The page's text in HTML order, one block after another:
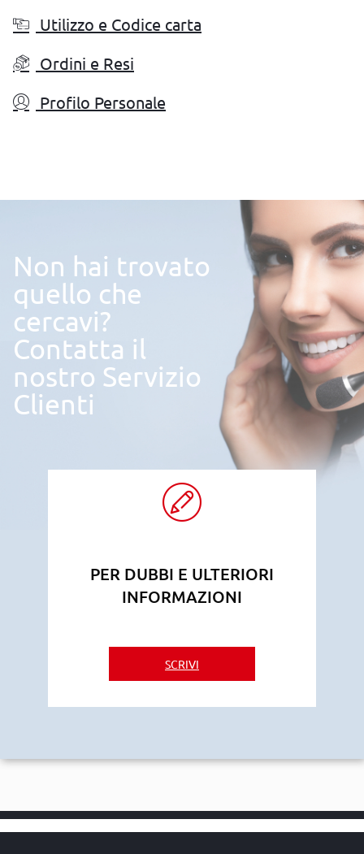
Utilizzo e Codice carta
Ordini e Resi
Profilo Personale
Non hai trovato
quello che
cercavi?
Contatta il
nostro Servizio
Clienti
PER DUBBI E ULTERIORI
INFORMAZIONI
SCRIVI